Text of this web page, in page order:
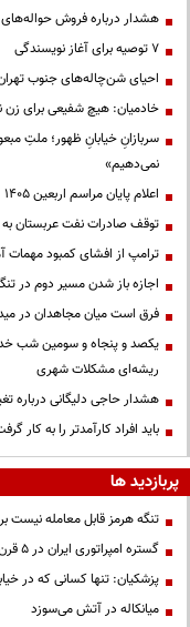
هشدار درباره فروش
۷ توصیه برای آغاز نویسندگی
احیای شن‌چاله‌های جنوب تهران
خادمیان: هیچ شفیعی برای زن
سربازانِ خیابانِ ظهور؛ ملتِ
نمی‌دهیم»
اعلام پایان مراسم اربعین ۱۴۰۵
توقف صادرات نفت عربستان به
ترامپ از افشای کمبود
اجازه باز شدن مسیر دوم در
فرق است میان مجاهدان در
یکصد و پنجاه و سومین شب
ریشه‌ای مشکلات شهری
هشدار حاجی دلیگانی درباره
باید افراد کارآمدتر را به
پربازدید ها
تنگه هرمز قابل معامله نیست
گستره امپراتوری ایران در ۵ قرن پیش از میلاد؛ تصویری از ایران ۲۵ قرن پیش
پزشکیان: تنها کسانی که در
میانکاله در آتش می‌سوزد